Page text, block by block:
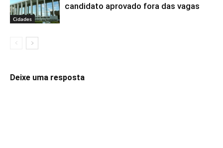
Cidades
candidato aprovado fora das vagas
Deixe uma resposta